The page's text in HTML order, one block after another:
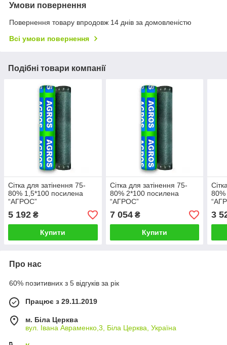
Умови повернення
Повернення товару впродовж 14 днів за домовленістю
Всі умови повернення
Подібні товари компанії
Сітка для затінення 75-
80% 1,5*100 посилена
“AГРОС”
5 192 ₴
Купити
Сітка для затінення 75-
80% 2*100 посилена
“AГРОС”
7 054₴
Купити
3
Про нас
60% позитивних з 5 відгуків за рік
Працює з 29.11.2019
м. Біла Церква
вул. Івана Авраменко,3, Біла Церква, Україна